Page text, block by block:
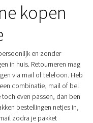
kopen
en zonder
in huis. Retourneren mag
via mail of telefoon. Heb
combinatie, mail of bel
even passen, dan ben
bestellingen netjes in,
zodra je pakket